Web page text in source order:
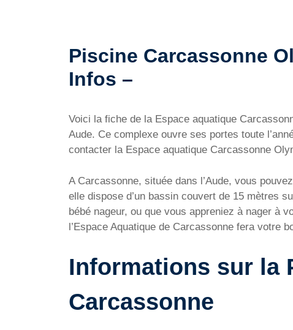
Piscine Carcassonne
Infos –
Voici la fiche de la Espace aquatique
Aude. Ce complexe ouvre ses portes toute
contacter la Espace aquatique Carcassonne
A Carcassonne, située dans l’Aude, vous
elle dispose d’un bassin couvert de 15 mètres
bébé nageur, ou que vous appreniez à nager à
l’Espace Aquatique de Carcassonne fera votre
Informations sur la
Carcassonne